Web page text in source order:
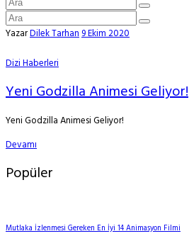
YazarDilek Tarhan9 Ekim 2020
Dizi Haberleri
Yeni Godzilla Animesi Geliyor!
Yeni Godzilla Animesi Geliyor!
Devamı
Popüler
Mutlaka İzlenmesi Gereken En İyi 14 Animasyon Filmi